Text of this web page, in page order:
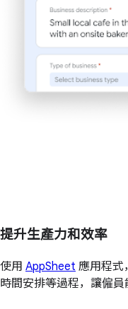
提升生產力和效率
使用 AppSheet 應用程式
時間安排等過程，讓僱員